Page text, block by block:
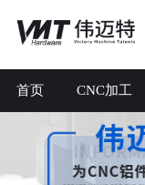
首页 CNC加工